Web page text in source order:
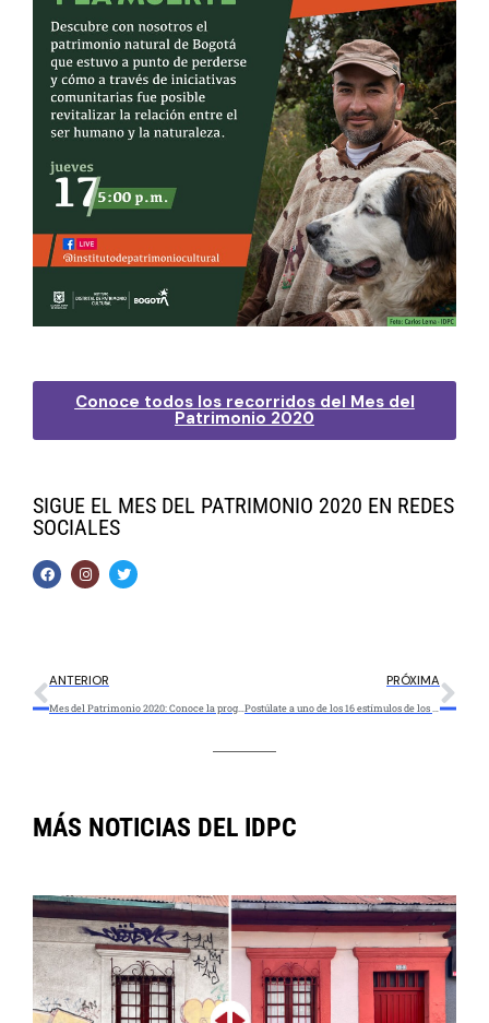
Conoce todos los recorridos del Mes del
Patrimonio 2020
SIGUE EL MES DEL PATRIMONIO 2020 EN REDES
SOCIALES
ANTERIOR PRÓXIMA
MÁS NOTICIAS DEL IDPC